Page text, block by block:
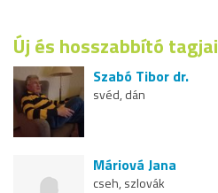
Új és hosszabbító
Szabó Tibor dr.
svéd, dán
Máriová Jana
cseh, szlovák